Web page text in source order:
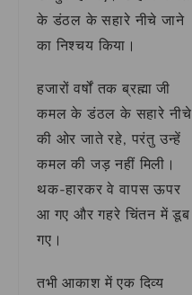
के डंठल के सहारे नीचे जाने
का निश्चय किया।
हजारों वर्षों तक ब्रह्मा जी
कमल के डंठल के सहारे नीचे
की ओर जाते रहे, परंतु उन्हें
कमल की जड़ नहीं मिली।
थक-हारकर वे वापस ऊपर
आ गए और गहरे चिंतन में डूब
गए।
तभी आकाश में एक दिव्य